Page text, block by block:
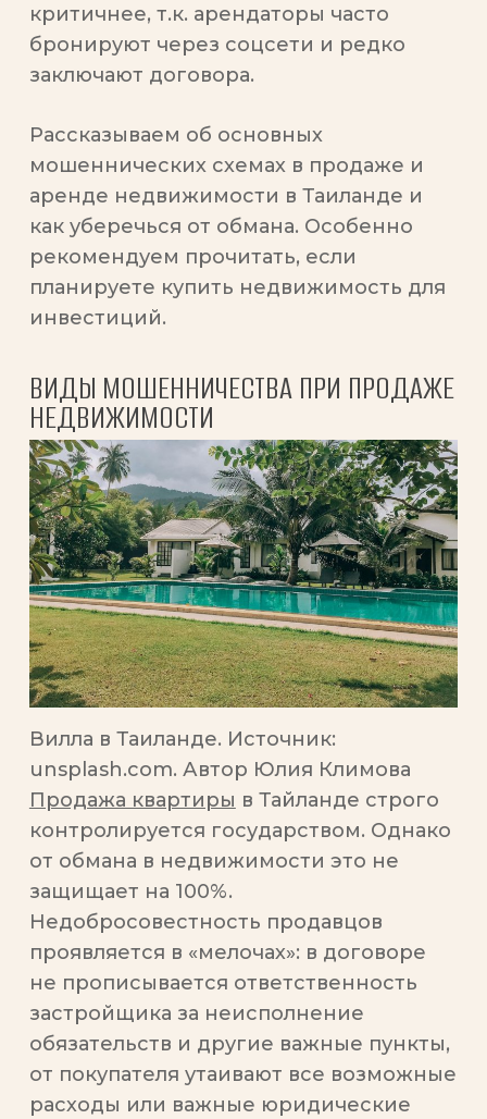
критичнее, т.к. арендаторы часто
бронируют через соцсети и редко
заключают договора.
Рассказываем об основных
мошеннических схемах в продаже и
аренде недвижимости в Таиланде и
как уберечься от обмана. Особенно
рекомендуем прочитать, если
планируете купить недвижимость для
инвестиций.
ВИДЫ МОШЕННИЧЕСТВА ПРИ ПРОДАЖЕ
НЕДВИЖИМОСТИ
Вилла в Таиланде. Источник:
unsplash.com. Автор Юлия Климова
Продажа квартиры в Тайланде строго
контролируется государством. Однако
от обмана в недвижимости это не
защищает на 100%.
Недобросовестность продавцов
проявляется в «мелочах»: в договоре
не прописывается ответственность
застройщика за неисполнение
обязательств и другие важные пункты,
от покупателя утаивают все возможные
расходы или важные юридические